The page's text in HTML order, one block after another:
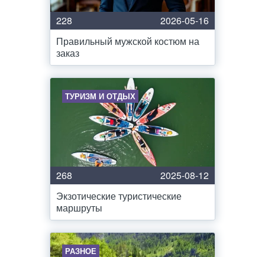
228
2026-05-16
Правильный мужской костюм на
заказ
ТУРИЗМ И ОТДЫХ
268
2025-08-12
Экзотические туристические
маршруты
РАЗНОЕ